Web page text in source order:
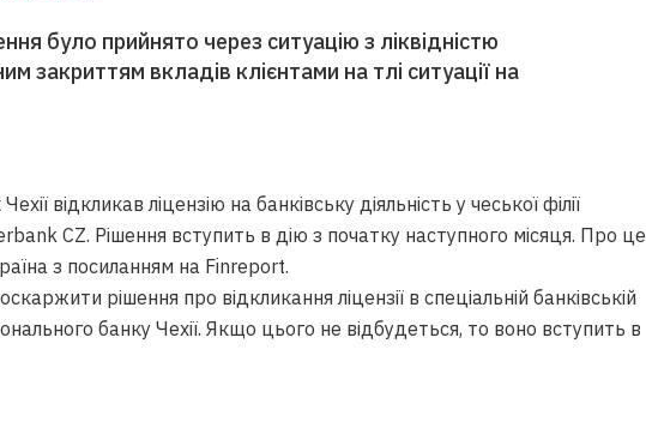
було прийнято через ситуацію з ліквідністю
закриттям вкладів клієнтами на тлі ситуації на
відкликав ліцензію на банківську діяльність у чеської філії
CZ. Рішення вступить в дію з початку наступного місяця. Про це
з посиланням на Finreport.
рішення про відкликання ліцензії в спеціальній банківській
банку Чехії. Якщо цього не відбудеться, то воно вступить в